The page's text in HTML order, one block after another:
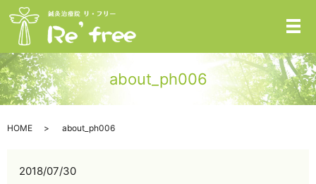
メ
about_ph006
HOME about_ph006
2018/07/30